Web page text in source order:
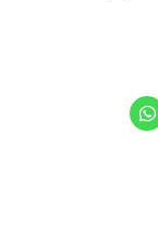
לחיצה
לשיתוף